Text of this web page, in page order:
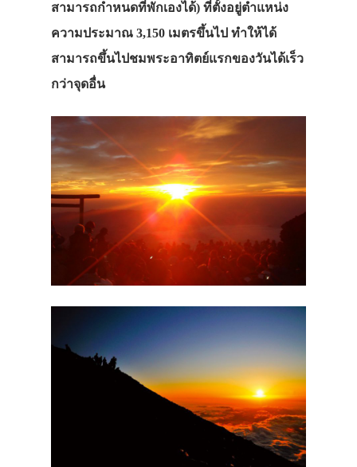
สามารถกำหนดที่พักเองได้) ที่ตั้งอยู่ตำแหน่ง
ความประมาณ 3,150 เมตรขึ้นไป ทำให้ได้
สามารถขึ้นไปชมพระอาทิตย์แรกของวันได้เร็ว
กว่าจุดอื่น